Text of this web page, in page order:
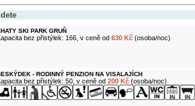
SKI PARK GRUŇ
bez přistýlek: 166, v ceně od 630 Kč(osoba/noc)
- RODINNÝ PENZION NA VISALAJÍCH
bez přistýlek: 50, v ceně od 200 Kč(osoba/noc)